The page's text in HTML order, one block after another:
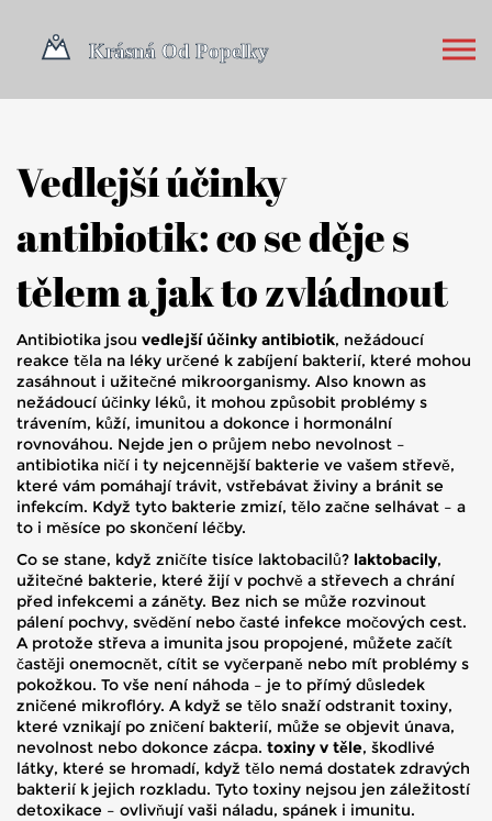
Vedlejší účinky
antibiotik: co se děje s
tělem a jak to zvládnout
Antibiotika jsou vedlejší účinky antibiotik, nežádoucí
reakce těla na léky určené k zabíjení bakterií, které mohou
zasáhnout i užitečné mikroorganismy. Also known as
nežádoucí účinky léků, it mohou způsobit problémy s
trávením, kůží, imunitou a dokonce i hormonální
rovnováhou. Nejde jen o průjem nebo nevolnost –
antibiotika ničí i ty nejcennější bakterie ve vašem střevě,
které vám pomáhají trávit, vstřebávat živiny a bránit se
infekcím. Když tyto bakterie zmizí, tělo začne selhávat – a
to i měsíce po skončení léčby.
Co se stane, když zničíte tisíce laktobacilů? laktobacily,
užitečné bakterie, které žijí v pochvě a střevech a chrání
před infekcemi a záněty. Bez nich se může rozvinout
pálení pochvy, svědění nebo časté infekce močových cest.
A protože střeva a imunita jsou propojené, můžete začít
častěji onemocnět, cítit se vyčerpaně nebo mít problémy s
pokožkou. To vše není náhoda – je to přímý důsledek
zničené mikroflóry. A když se tělo snaží odstranit toxiny,
které vznikají po zničení bakterií, může se objevit únava,
nevolnost nebo dokonce zácpa. toxiny v těle, škodlivé
látky, které se hromadí, když tělo nemá dostatek zdravých
bakterií k jejich rozkladu. Tyto toxiny nejsou jen záležitostí
detoxikace – ovlivňují vaši náladu, spánek i imunitu.